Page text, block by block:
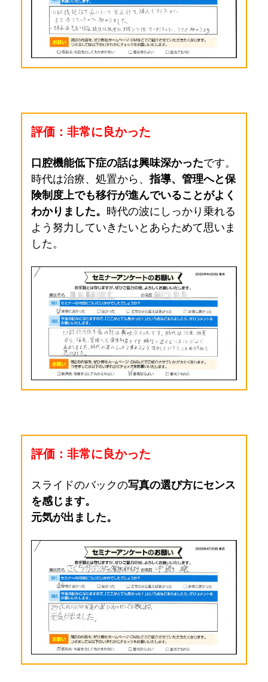
評価：非常に良かった
口腔機能低下症の話は興味深かったです。
時代は治療、処置から、指導、管理へと保
険制度上でも移行が進んでいることがよく
わかりました。 時代の波にしっかり乗れる
よう努力していきたいとあらためて思いま
した。
評価：非常に良かった
スライドのバックの写真の選び方にセンス
を感じます。
元気が出ました。